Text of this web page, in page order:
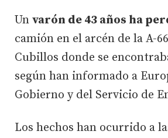
Un varón de 43 años ha
camión en el arcén de la A-
Cubillos donde se
según han informado a
Gobierno y del Servicio de
Los hechos han ocurrido a